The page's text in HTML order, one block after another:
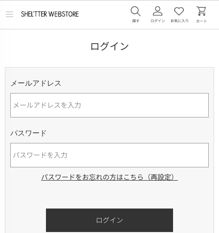
メ
ログイン
メールアドレス
パスワード
パスワードをお忘れの方はこちら（再設定）